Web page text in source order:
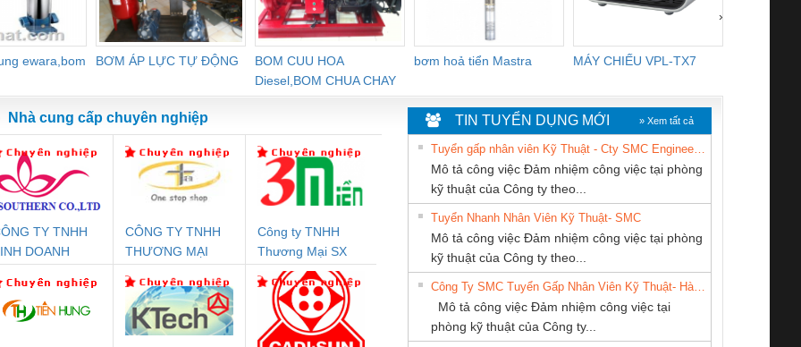
ewara,bom
BƠM ÁP LỰC TỰ ĐỘNG
BOM CUU HOA
Diesel,BOM CHUA CHAY
bơm hoả tiển Mastra MÁY CHIẾU VPL-TX7
›
An Toàn
Contact
1NO-
Rơ Le An Toàn
Phoenix Contact
PSR-SCP-
24UC/ESL4/3X1/1X2/B
- 2981059
Bộ Lặp Tín Hiệu
PROFIBUS Phoenix
Contact PSI-REP-
PROFIBUS/12MB -
2708863
Rơ Le An Toàn
Phoenix Contact
2986960 – PSR-
SCP-
24DC/FSP/2X1/1X2
Bộ giám sát chuỗi
tấm pin
TRANSCLINIC 16I+
1K5 L (2433950000)
Bộ giám sát dòng
TRANSCLINIC 16I+
(2008130000)
Nhà cung cấp chuyên nghiệp
TY TNHH
DOANH
NAM
CÔNG TY TNHH
THƯƠNG MẠI
NAM
Công ty TNHH
Thương Mại SX
Ba Miền
CÔNG TY TNHH
THƯƠNG MẠI
DỊCH VỤ KỸ
THUẬT ĐIỆN CƠ
GIA HƯNG PHÁT
CÔNG TY TNHH
MEKONG MARINE
SUPPLY
Cty TNHH TM QC
TIN TUYỂN DỤNG MỚI » Xem tất cả
Mô tả công việc Đảm nhiệm công việc tại phòng
kỹ thuật của Công ty theo...
Tuyển Nhanh Nhân Viên Kỹ Thuật- SMC
Mô tả công việc Đảm nhiệm công việc tại phòng
kỹ thuật của Công ty theo...
Mô tả công việc Đảm nhiệm công việc tại
phòng kỹ thuật của Công ty...